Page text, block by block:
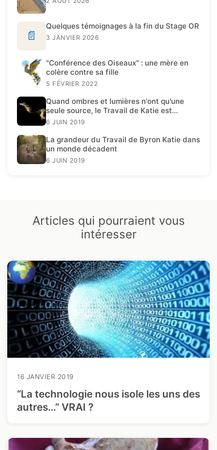
📄
Quelques témoignages à la fin du Stage OR
3 JANVIER 2026
"Conférence des Oiseaux" : une mère en
colère contre sa fille
5 FÉVRIER 2022
Quand ombres et lumières n'ont qu'une
seule source, le Travail de Katie est
présent.
6 JUIN 2019
La grandeur du Travail de Byron Katie dans
un monde décadent
6 JUIN 2019
Articles qui pourraient vous
intéresser
16 JANVIER 2019
“La technologie nous isole les uns des
autres…” VRAI ?